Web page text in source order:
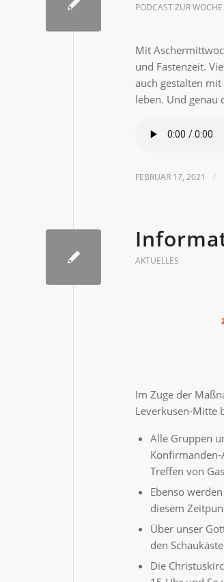
PODCAST ZUR WOCHE
Mit
und Fastenzeit.
auch gestalten
leben. Und genau
FEBRUAR 17, 2021 /
AKTUELLES
Im Zuge der
Leverkusen-Mitte
Alle Gruppen
Konfirmanden-
Treffen von
Ebenso
diesem
Über unser
den
Die